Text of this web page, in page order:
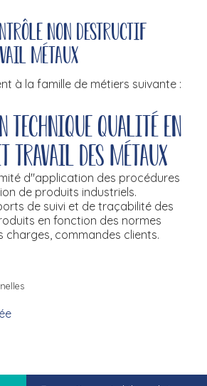
non destructif
métaux
à la famille de métiers suivante :
technique qualité en
travail des métaux
d''application des procédures
de produits industriels.
de suivi et de traçabilité des
en fonction des normes
charges, commandes clients.